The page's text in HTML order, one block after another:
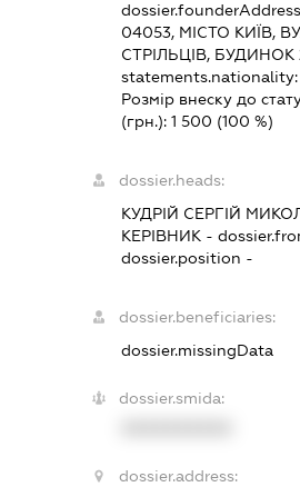
dossier.founderAddress
04053, МІСТО КИЇВ,
СТРІЛЬЦІВ, БУДИНОК
statements.nationality:
Розмір внеску до
(грн.): 1 500 (100 %)
dossier.heads:
КУДРІЙ СЕРГІЙ
КЕРІВНИК-
dossier.position -
dossier.beneficiaries:
dossier.missingData
dossier.smida:
dossier.address: